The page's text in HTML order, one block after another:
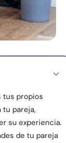
tus propios
pareja,
su experiencia.
de tu pareja